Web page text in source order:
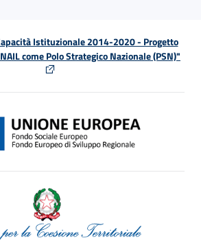
Istituzionale 2014-2020 - Progetto
come Polo Strategico Nazionale (PSN)"